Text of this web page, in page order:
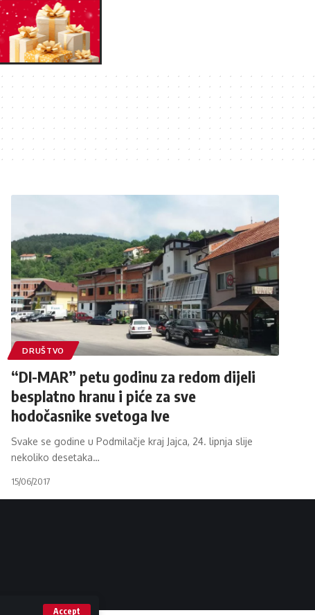
Accept
DRUŠTVO
“DI-MAR” petu godinu za redom dijeli
besplatno hranu i piće za sve
hodočasnike svetoga Ive
Svake se godine u Podmilačje kraj Jajca, 24. lipnja slije
nekoliko desetaka…
15/06/2017